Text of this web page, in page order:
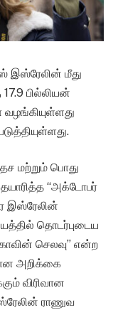
இஸ்ரேலின் மீது
பில்லியன்
மற்றும் பொது
“அக்டோபர்
இஸ்ரேலின்
தொடர்புடைய
செலவு” என்ற
அறிக்கை
விரிவான
ராணுவ